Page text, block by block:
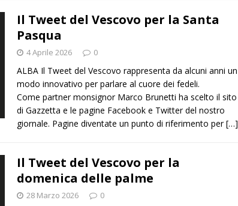
Il Tweet del Vescovo per la Santa
Pasqua
4 Aprile 2026 0
ALBA Il Tweet del Vescovo rappresenta da alcuni anni un
modo innovativo per parlare al cuore dei fedeli.
Come partner monsignor Marco Brunetti ha scelto il sito
di Gazzetta e le pagine Facebook e Twitter del nostro
giornale. Pagine diventate un punto di riferimento per[…]
Il Tweet del Vescovo per la
domenica delle palme
28 Marzo 2026 0